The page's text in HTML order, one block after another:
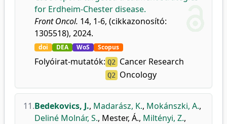
for Erdheim-Chester disease.
Front Oncol. 14, 1-6, (cikkazonosító:
1305518), 2024.
doi DEA WoS Scopus
Folyóirat-mutatók: Q2 Cancer Research
Q2 Oncology
11.Bedekovics, J., Madarász, K., Mokánszki, A.,
Deliné Molnár, S., Mester, Á., Miltényi, Z.,